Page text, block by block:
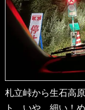
札立峠から生石高
ト。いや、細い！